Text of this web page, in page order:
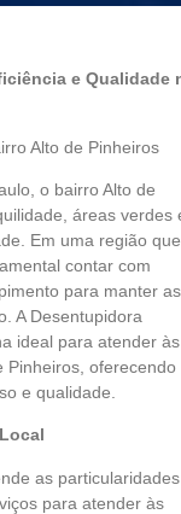
e Qualidade
Alto de Pinheiros
o bairro Alto de
áreas verdes
Em uma região que
contar com
para manter as
A Desentupidora
ideal para atender às
Pinheiros, oferecendo
e qualidade.
as
para atender às